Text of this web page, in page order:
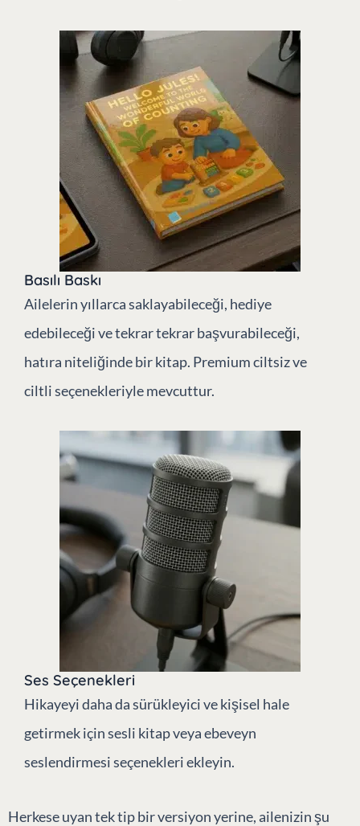
Basılı Baskı
Ailelerin yıllarca saklayabileceği, hediye
edebileceği ve tekrar tekrar başvurabileceği,
hatıra niteliğinde bir kitap. Premium ciltsiz ve
ciltli seçenekleriyle mevcuttur.
Ses Seçenekleri
Hikayeyi daha da sürükleyici ve kişisel hale
getirmek için sesli kitap veya ebeveyn
seslendirmesi seçenekleri ekleyin.
Herkese uyan tek tip bir versiyon yerine, ailenizin şu